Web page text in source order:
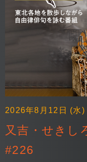
2026年8月12日 (水)
又吉・せきし
#226